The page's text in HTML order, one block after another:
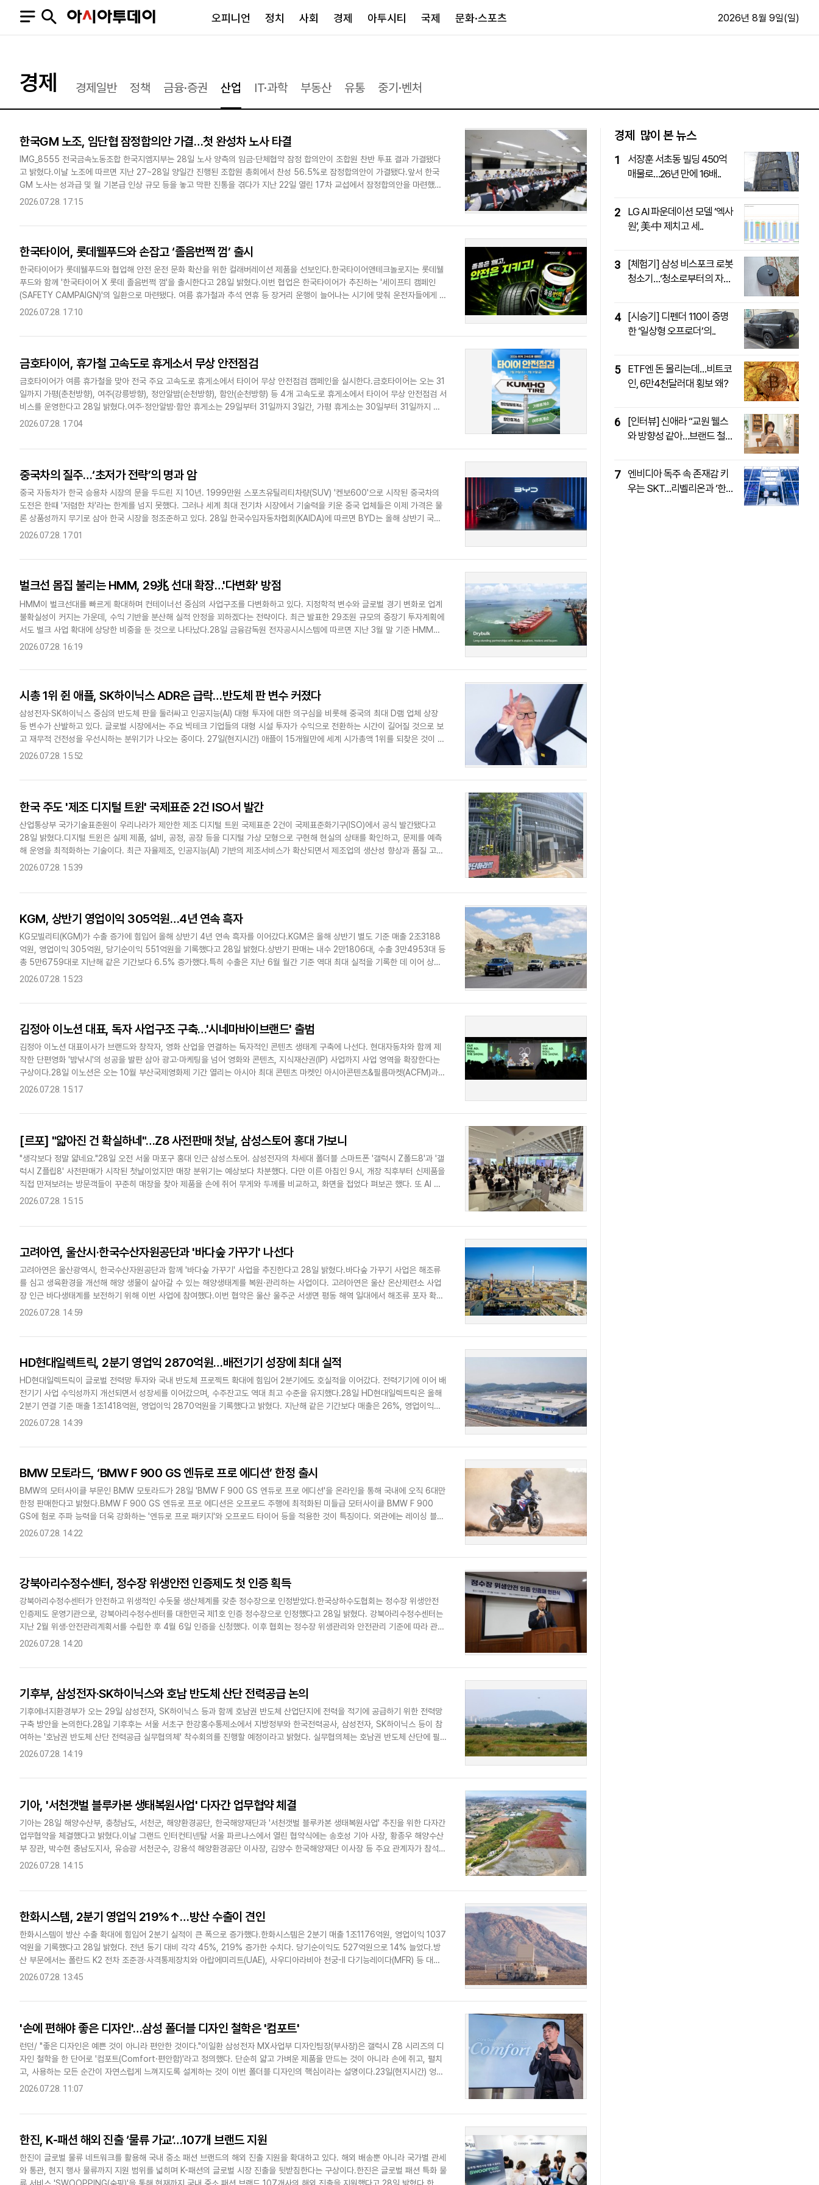
사설
피플
정치일반
북한
외교
국방
사회일반
사건·사고
교육·행정
노동·복지·환경
보건·의학
경제일반
IT·과학
부동산
종합
영남
호남
중남미
유럽
중동·아프리카
지면보기
구독신청
First Edition
후원하기
알립니다
SNS 뉴스스탠드 네이버블로그 아투TV(유튜브) 페이스북 인스타그램
다국어뉴스 ENGLISH 中文 Tiếng Việt 패밀리사이트 대학동문골프최강전
오피니언 정치 사회 경제 아투시티 국제 문화·스포츠 2026년 8월 9일(일)
경제 경제일반 정책 금융·증권 산업 IT·과학 부동산 유통 중기·벤처
한국GM 노조, 임단협 잠정합의안 가결…첫 완성차 노사 타결
IMG_8555 전국금속노동조합 한국지엠지부는 28일 노사 양측의 임금·단체협약 잠정 합의안이 조합원 찬반 투표 결과 가결됐다
고 밝혔다.이날 노조에 따르면 지난 27~28일 양일간 진행된 조합원 총회에서 찬성 56.5%로 잠정합의안이 가결됐다.앞서 한국
GM 노사는 성과급 및 월 기본급 인상 규모 등을 놓고 막판 진통을 겪다가 지난 22일 열린 17차 교섭에서 잠정합의안을 마련했다.
잠정 합의안에는 성과급 1500만원 지급, 월 기본급 9만2000..
2026.07.28. 17:15
한국타이어, 롯데웰푸드와 손잡고 ‘졸음번쩍 껌’ 출시
한국타이어가 롯데웰푸드와 협업해 안전 운전 문화 확산을 위한 컬래버레이션 제품을 선보인다.한국타이어앤테크놀로지는 롯데웰
푸드와 함께 '한국타이어 X 롯데 졸음번쩍 껌'을 출시한다고 28일 밝혔다.이번 협업은 한국타이어가 추진하는 '세이프티 캠페인
(SAFETY CAMPAIGN)'의 일환으로 마련됐다. 여름 휴가철과 추석 연휴 등 장거리 운행이 늘어나는 시기에 맞춰 운전자들에게 안
전 운전과 타이어 관리의 중요성을 알리기 위해 기획됐다.'롯데 졸음번..
2026.07.28. 17:10
금호타이어, 휴가철 고속도로 휴게소서 무상 안전점검
금호타이어가 여름 휴가철을 맞아 전국 주요 고속도로 휴게소에서 타이어 무상 안전점검 캠페인을 실시한다.금호타이어는 오는 31
일까지 가평(춘천방향), 여주(강릉방향), 정안알밤(순천방향), 함안(순천방향) 등 4개 고속도로 휴게소에서 타이어 무상 안전점검 서
비스를 운영한다고 28일 밝혔다.여주·정안알밤·함안 휴게소는 29일부터 31일까지 3일간, 가평 휴게소는 30일부터 31일까지 이
틀간 운영된다.행사장을 방문한 고객은 타이어 외관과 마모 상태..
2026.07.28. 17:04
중국차의 질주…‘초저가 전략’의 명과 암
중국 자동차가 한국 승용차 시장의 문을 두드린 지 10년. 1999만원 스포츠유틸리티차량(SUV) '켄보600'으로 시작된 중국차의
도전은 한때 '저렴한 차'라는 한계를 넘지 못했다. 그러나 세계 최대 전기차 시장에서 기술력을 키운 중국 업체들은 이제 가격은 물
론 상품성까지 무기로 삼아 한국 시장을 정조준하고 있다. 28일 한국수입자동차협회(KAIDA)에 따르면 BYD는 올해 상반기 국내
시장에서 1만1675대를 판매하며 수입차 브랜드 판매..
2026.07.28. 17:01
벌크선 몸집 불리는 HMM, 29兆 선대 확장…'다변화' 방점
HMM이 벌크선대를 빠르게 확대하며 컨테이너선 중심의 사업구조를 다변화하고 있다. 지정학적 변수와 글로벌 경기 변화로 업계
불확실성이 커지는 가운데, 수익 기반을 분산해 실적 안정을 꾀하겠다는 전략이다. 최근 발표한 29조원 규모의 중장기 투자계획에
서도 벌크 사업 확대에 상당한 비중을 둔 것으로 나타났다.28일 금융감독원 전자공시시스템에 따르면 지난 3월 말 기준 HMM이
직접 보유한 벌크선은 총 47척으로 집계됐다. 전년 동기 32척보다 1..
2026.07.28. 16:19
시총 1위 쥔 애플, SK하이닉스 ADR은 급락…반도체 판 변수 커졌다
삼성전자·SK하이닉스 중심의 반도체 판을 둘러싸고 인공지능(AI) 대형 투자에 대한 의구심을 비롯해 중국의 최대 D램 업체 상장
등 변수가 산발하고 있다. 글로벌 시장에서는 주요 빅테크 기업들의 대형 시설 투자가 수익으로 전환하는 시간이 길어질 것으로 보
고 재무적 건전성을 우선시하는 분위기가 나오는 중이다. 27일(현지시간) 애플이 15개월만에 세계 시가총액 1위를 되찾은 것이 이
를 보여준다. 동시에 SK하이닉스 ADR은 장중에는 10% 급락..
2026.07.28. 15:52
한국 주도 '제조 디지털 트윈' 국제표준 2건 ISO서 발간
산업통상부 국가기술표준원이 우리나라가 제안한 제조 디지털 트윈 국제표준 2건이 국제표준화기구(ISO)에서 공식 발간됐다고
28일 밝혔다.디지털 트윈은 실제 제품, 설비, 공정, 공장 등을 디지털 가상 모형으로 구현해 현실의 상태를 확인하고, 문제를 예측
해 운영을 최적화하는 기술이다. 최근 자율제조, 인공지능(AI) 기반의 제조서비스가 확산되면서 제조업의 생산성 향상과 품질 고도
화를 위한 핵심 기반기술로 주목받고 있다.이번에 발간된 표준 2건은..
2026.07.28. 15:39
KGM, 상반기 영업이익 305억원…4년 연속 흑자
KG모빌리티(KGM)가 수출 증가에 힘입어 올해 상반기 4년 연속 흑자를 이어갔다.KGM은 올해 상반기 별도 기준 매출 2조3188
억원, 영업이익 305억원, 당기순이익 551억원을 기록했다고 28일 밝혔다.상반기 판매는 내수 2만1806대, 수출 3만4953대 등
총 5만6759대로 지난해 같은 기간보다 6.5% 증가했다.특히 수출은 지난 6월 월간 기준 역대 최대 실적을 기록한 데 이어 상반
기 기준 3만4953대를 판매하며 2014년 상반..
2026.07.28. 15:23
김정아 이노션 대표, 독자 사업구조 구축…'시네마바이브랜드' 출범
김정아 이노션 대표이사가 브랜드와 창작자, 영화 산업을 연결하는 독자적인 콘텐츠 생태계 구축에 나선다. 현대자동차와 함께 제
작한 단편영화 '밤낚시'의 성공을 발판 삼아 광고·마케팅을 넘어 영화와 콘텐츠, 지식재산권(IP) 사업까지 사업 영역을 확장한다는
구상이다.28일 이노션은 오는 10월 부산국제영화제 기간 열리는 아시아 최대 콘텐츠 마켓인 아시아콘텐츠&필름마켓(ACFM)과
함께 신규 콘텐츠 플랫폼 '시네마바이브랜드(Cinema by..
2026.07.28. 15:17
[르포] "얇아진 건 확실하네"…Z8 사전판매 첫날, 삼성스토어 홍대 가보니
"생각보다 정말 얇네요."28일 오전 서울 마포구 홍대 인근 삼성스토어. 삼성전자의 차세대 폴더블 스마트폰 '갤럭시 Z폴드8'과 '갤
럭시 Z플립8' 사전판매가 시작된 첫날이었지만 매장 분위기는 예상보다 차분했다. 다만 이른 아침인 9시, 개장 직후부터 신제품을
직접 만져보려는 방문객들이 꾸준히 매장을 찾아 제품을 손에 쥐어 무게와 두께를 비교하고, 화면을 접었다 펴보곤 했다. 또 AI 기
능을 탑재했다는 '갤럭시 워치'에 대한 관심도 상당해..
2026.07.28. 15:15
고려아연, 울산시·한국수산자원공단과 '바다숲 가꾸기' 나선다
고려아연은 울산광역시, 한국수산자원공단과 함께 '바다숲 가꾸기' 사업을 추진한다고 28일 밝혔다.바다숲 가꾸기 사업은 해조류
를 심고 생육환경을 개선해 해양 생물이 살아갈 수 있는 해양생태계를 복원·관리하는 사업이다. 고려아연은 울산 온산제련소 사업
장 인근 바다생태계를 보전하기 위해 이번 사업에 참여했다.이번 협약은 울산 울주군 서생면 평동 해역 일대에서 해조류 포자 확산
단지 조성, 해조류 서식 환경 개선 등을 수행하는 것을 골자로 한다. 고려..
2026.07.28. 14:59
HD현대일렉트릭, 2분기 영업익 2870억원…배전기기 성장에 최대 실적
HD현대일렉트릭이 글로벌 전력망 투자와 국내 반도체 프로젝트 확대에 힘입어 2분기에도 호실적을 이어갔다. 전력기기에 이어 배
전기기 사업 수익성까지 개선되면서 성장세를 이어갔으며, 수주잔고도 역대 최고 수준을 유지했다.28일 HD현대일렉트릭은 올해
2분기 연결 기준 매출 1조1418억원, 영업이익 2870억원을 기록했다고 밝혔다. 지난해 같은 기간보다 매출은 26%, 영업이익은
37.3% 증가했다. 영업이익률은 25.1%로 전년 동기 대비 2...
2026.07.28. 14:39
BMW 모토라드, ‘BMW F 900 GS 엔듀로 프로 에디션’ 한정 출시
BMW의 모터사이클 부문인 BMW 모토라드가 28일 'BMW F 900 GS 엔듀로 프로 에디션'을 온라인을 통해 국내에 오직 6대만
한정 판매한다고 밝혔다.BMW F 900 GS 엔듀로 프로 에디션은 오프로드 주행에 최적화된 미들급 모터사이클 BMW F 900
GS에 험로 주파 능력을 더욱 강화하는 '엔듀로 프로 패키지'와 오프로드 타이어 등을 적용한 것이 특징이다. 외관에는 레이싱 블루
메탈릭과 레이싱 레드, 라이트 화이트 색상이 조화를..
2026.07.28. 14:22
강북아리수정수센터, 정수장 위생안전 인증제도 첫 인증 획득
강북아리수정수센터가 안전하고 위생적인 수돗물 생산체계를 갖춘 정수장으로 인정받았다.한국상하수도협회는 정수장 위생안전
인증제도 운영기관으로, 강북아리수정수센터를 대한민국 제1호 인증 정수장으로 인정했다고 28일 밝혔다. 강북아리수정수센터는
지난 2월 위생·안전관리계획서를 수립한 후 4월 6일 인증을 신청했다. 이후 협회는 정수장 위생관리와 안전관리 기준에 따라 관련
기록과 운영 현황을 서류평가와 현장평가 등을 통해 철저히 확인했다고 설명했다...
2026.07.28. 14:20
기후부, 삼성전자·SK하이닉스와 호남 반도체 산단 전력공급 논의
기후에너지환경부가 오는 29일 삼성전자, SK하이닉스 등과 함께 호남권 반도체 산업단지에 전력을 적기에 공급하기 위한 전력망
구축 방안을 논의한다.28일 기후후는 서울 서초구 한강홍수통제소에서 지방정부와 한국전력공사, 삼성전자, SK하이닉스 등이 참
여하는 '호남권 반도체 산단 전력공급 실무협의체' 착수회의를 진행할 예정이라고 밝혔다. 실무협의체는 호남권 반도체 산단에 필
요한 1단계 전력 공급선로를 계획된 시기에 구축하기 위해 구성됐다. 정부와..
2026.07.28. 14:19
기아, '서천갯벌 블루카본 생태복원사업' 다자간 업무협약 체결
기아는 28일 해양수산부, 충청남도, 서천군, 해양환경공단, 한국해양재단과 '서천갯벌 블루카본 생태복원사업' 추진을 위한 다자간
업무협약을 체결했다고 밝혔다.이날 그랜드 인터컨티넨탈 서울 파르나스에서 열린 협약식에는 송호성 기아 사장, 황종우 해양수산
부 장관, 박수현 충남도지사, 유승광 서천군수, 강용석 해양환경공단 이사장, 김양수 한국해양재단 이사장 등 주요 관계자가 참석했
다.이번 업무협약은 민관 협력을 바탕으로 충남 서천군 일대 갯벌에 염..
2026.07.28. 14:15
한화시스템, 2분기 영업익 219%↑…방산 수출이 견인
한화시스템이 방산 수출 확대에 힘입어 2분기 실적이 큰 폭으로 증가했다.한화시스템은 2분기 매출 1조1176억원, 영업이익 1037
억원을 기록했다고 28일 밝혔다. 전년 동기 대비 각각 45%, 219% 증가한 수치다. 당기순이익도 527억원으로 14% 늘었다.방
산 부문에서는 폴란드 K2 전차 조준경·사격통제장치와 아랍에미리트(UAE), 사우디아라비아 천궁-II 다기능레이다(MFR) 등 대규
모 수출 사업이 실적을 견인했다. 차세대 호위함 울산..
2026.07.28. 13:45
'손에 편해야 좋은 디자인'…삼성 폴더블 디자인 철학은 '컴포트'
런던/ "좋은 디자인은 예쁜 것이 아니라 편안한 것이다."이일환 삼성전자 MX사업부 디자인팀장(부사장)은 갤럭시 Z8 시리즈의 디
자인 철학을 한 단어로 '컴포트(Comfort·편안함)'라고 정의했다. 단순히 얇고 가벼운 제품을 만드는 것이 아니라 손에 쥐고, 펼치
고, 사용하는 모든 순간이 자연스럽게 느껴지도록 설계하는 것이 이번 폴더블 디자인의 핵심이라는 설명이다.23일(현지시간) 엉국
런던에서 열린 Z8 시리즈 디자인 간담회에서 이 부사장은..
2026.07.28. 11:07
한진, K-패션 해외 진출 ‘물류 가교’…107개 브랜드 지원
한진이 글로벌 물류 네트워크를 활용해 국내 중소 패션 브랜드의 해외 진출 지원을 확대하고 있다. 해외 배송뿐 아니라 국가별 관세
와 통관, 현지 행사 물류까지 지원 범위를 넓히며 K-패션의 글로벌 시장 진출을 뒷받침한다는 구상이다.한진은 글로벌 패션 특화 물
경제 많이 본 뉴스
1
서장훈 서초동 빌딩 450억
매물로…26년 만에 16배..
2
LG AI 파운데이션 모델 ‘엑사
원’, 美·中 제치고 세..
3
[체험기] 삼성 비스포크 로봇
청소기…‘청소로부터의 자
4
[시승기] 디펜더 110이 증명
한 ‘일상형 오프로더’의..
5
ETF엔 돈 몰리는데…비트코
인, 6만4천달러대 횡보 왜?
6
[인터뷰] 신애라 “교원 웰스
와 방향성 같아…브랜드 철
7 엔비디아 독주 속 존재감 키
우는 SKT…리벨리온과 ‘한